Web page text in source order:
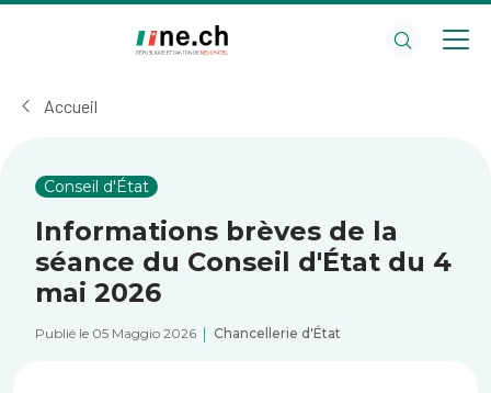
cookies
Accueil
Conseil d'État
Informations brèves de la
séance du Conseil d'État du 4
mai 2026
Publié le 05 Maggio 2026 Chancellerie d'État